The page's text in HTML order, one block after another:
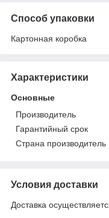
Способ упаковки
Картонная коробка
Характеристики
Основные
Производитель
Гарантийный срок
Страна производитель
Условия доставки
Доставка